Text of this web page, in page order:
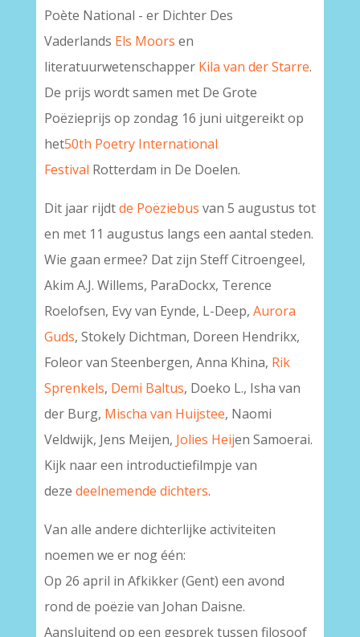
Poète National - er Dichter Des
Vaderlands Els Moors en
literatuurwetenschapper Kila van der Starre.
De prijs wordt samen met De Grote
Poëzieprijs op zondag 16 juni uitgereikt op
het50th Poetry International
Festival Rotterdam in De Doelen.
Dit jaar rijdtde Poëziebus van 5 augustus tot
en met 11 augustus langs een aantal steden.
Wie gaan ermee? Dat zijn Steff Citroengeel,
Akim A.J. Willems, ParaDockx, Terence
Roelofsen, Evy van Eynde, L-Deep, Aurora
Guds, Stokely Dichtman, Doreen Hendrikx,
Foleor van Steenbergen, Anna Khina, Rik
Sprenkels, Demi Baltus, Doeko L., Isha van
der Burg, Mischa van Huijstee, Naomi
Veldwijk, Jens Meijen, Jolies Heijen Samoerai.
Kijk naar een introductiefilmpje van
deze deelnemende dichters.
Van alle andere dichterlijke activiteiten
noemen we er nog één:
Op 26 april in Afkikker (Gent) een avond
rond de poëzie van Johan Daisne.
Aansluitend op een gesprek tussen filosoof